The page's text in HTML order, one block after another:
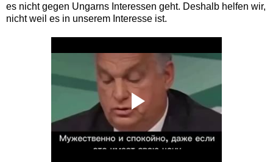
es nicht gegen Ungarns Interessen geht. Deshalb helfen wir,
nicht weil es in unserem Interesse ist.